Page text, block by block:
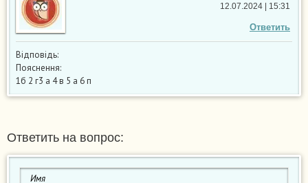
Ответить
12.07.2024 | 15:31
Відповідь:
Пояснення:
1б 2 г3 а 4 в 5 а 6 п
Ответить на вопрос: